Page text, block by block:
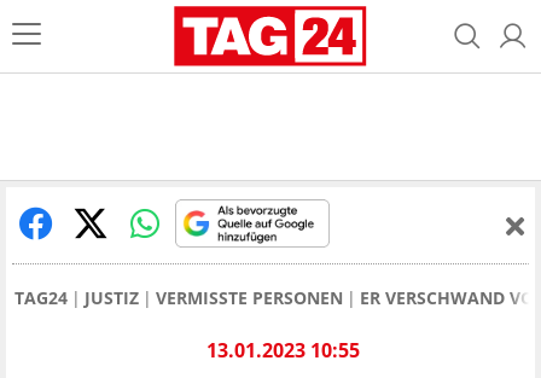
TAG24 JUSTIZ VERMISSTE PERSONEN ER VERSCHWAND
13.01.2023 10:55